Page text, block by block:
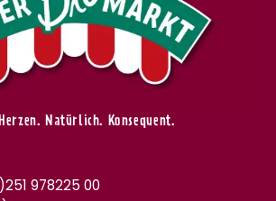
Natürlich. Konsequent.
978225 00